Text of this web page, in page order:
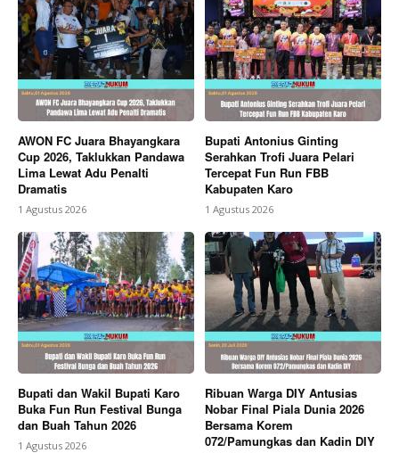
AWON FC Juara Bhayangkara
Cup 2026, Taklukkan Pandawa
Lima Lewat Adu Penalti
Dramatis
1 Agustus 2026
Bupati Antonius Ginting
Serahkan Trofi Juara Pelari
Tercepat Fun Run FBB
Kabupaten Karo
1 Agustus 2026
Bupati dan Wakil Bupati Karo
Buka Fun Run Festival Bunga
dan Buah Tahun 2026
1 Agustus 2026
Ribuan Warga DIY Antusias
Nobar Final Piala Dunia 2026
Bersama Korem
072/Pamungkas dan Kadin DIY